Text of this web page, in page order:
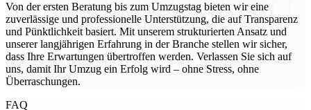
Von der ersten Beratung bis zum Umzugstag bieten wir eine
zuverlässige und professionelle Unterstützung, die auf Transparenz
und Pünktlichkeit basiert. Mit unserem strukturierten Ansatz und
unserer langjährigen Erfahrung in der Branche stellen wir sicher,
dass Ihre Erwartungen übertroffen werden. Verlassen Sie sich auf
uns, damit Ihr Umzug ein Erfolg wird – ohne Stress, ohne
Überraschungen.
FAQ